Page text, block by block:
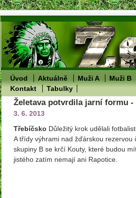
Úvod Aktuálně Muži A Muži B
Kontakt
Tabulky
Želetava potvrdila jarní formu
3. 6. 2013
Třebíčsko Důležitý krok udělali
A třídy výhrami nad žďárskou rezervou
skupiny B se krčí Kouty, které budou
jistého zatím nemají ani Rapotice.